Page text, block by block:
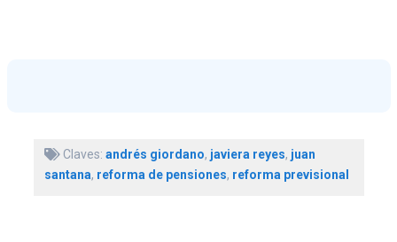
Claves: andrés giordano, javiera reyes, juan
santana, reforma de pensiones, reforma previsional